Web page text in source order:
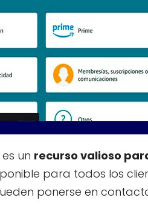
un recurso valioso
para todos los
ponerse en